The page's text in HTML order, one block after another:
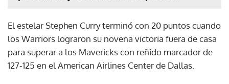
El estelar Stephen Curry terminó con 20 puntos cuando
los Warriors lograron su novena victoria fuera de casa
para superar a los Mavericks con reñido marcador de
127-125 en el American Airlines Center de Dallas.